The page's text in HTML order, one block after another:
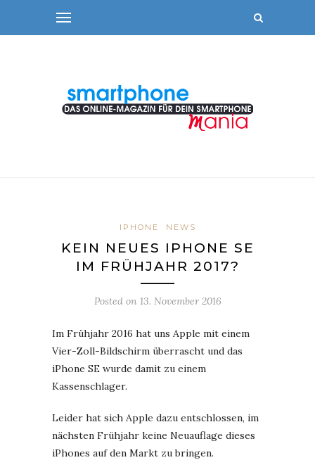
IPHONE NEWS
KEIN NEUES IPHONE SE
IM FRÜHJAHR 2017?
Posted on 13. November 2016
Im Frühjahr 2016 hat uns Apple mit einem
Vier-Zoll-Bildschirm überrascht und das
iPhone SE wurde damit zu einem
Kassenschlager.
Leider hat sich Apple dazu entschlossen, im
nächsten Frühjahr keine Neuauflage dieses
iPhones auf den Markt zu bringen.